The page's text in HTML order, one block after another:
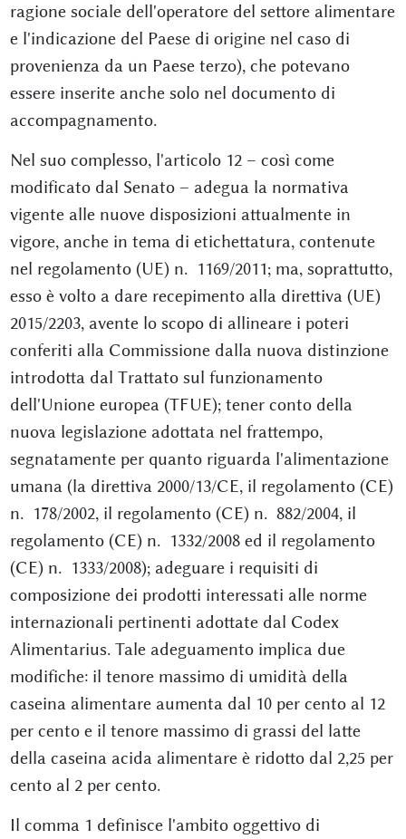
ragione sociale dell'operatore del settore alimentare
e l'indicazione del Paese di origine nel caso di
provenienza da un Paese terzo), che potevano
essere inserite anche solo nel documento di
accompagnamento.
Nel suo complesso, l'articolo 12 – così come
modificato dal Senato – adegua la normativa
vigente alle nuove disposizioni attualmente in
vigore, anche in tema di etichettatura, contenute
nel regolamento (UE) n. 1169/2011; ma, soprattutto,
esso è volto a dare recepimento alla direttiva (UE)
2015/2203, avente lo scopo di allineare i poteri
conferiti alla Commissione dalla nuova distinzione
introdotta dal Trattato sul funzionamento
dell'Unione europea (TFUE); tener conto della
nuova legislazione adottata nel frattempo,
segnatamente per quanto riguarda l'alimentazione
umana (la direttiva 2000/13/CE, il regolamento (CE)
n. 178/2002, il regolamento (CE) n. 882/2004, il
regolamento (CE) n. 1332/2008 ed il regolamento
(CE) n. 1333/2008); adeguare i requisiti di
composizione dei prodotti interessati alle norme
internazionali pertinenti adottate dal Codex
Alimentarius. Tale adeguamento implica due
modifiche: il tenore massimo di umidità della
caseina alimentare aumenta dal 10 per cento al 12
per cento e il tenore massimo di grassi del latte
della caseina acida alimentare è ridotto dal 2,25 per
cento al 2 per cento.
Il comma 1 definisce l'ambito oggettivo di